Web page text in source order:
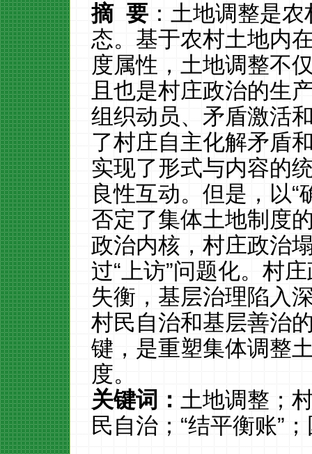
摘 要：土地调整是
态。基于农村土地内
度属性，土地调整不
且也是村庄政治的生
组织动员、矛盾激活
了村庄自主化解矛盾
实现了形式与内容的
良性互动。但是，以“
否定了集体土地制度
政治内核，村庄政治
过“上访”问题化。村
失衡，基层治理陷入
村民自治和基层善治
键，是重塑集体调整
度。
关键词：土地调整；
民自治；“结平衡账”